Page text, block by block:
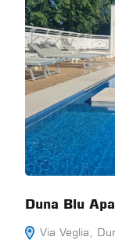
Duna Blu
Via Veglia,